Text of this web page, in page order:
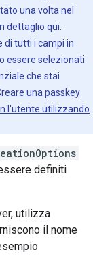
una volta nel
dettaglio qui.
di tutti i campi in
essere selezionati
che stai
una passkey
l'utente utilizzando
definiti
utilizza
il nome